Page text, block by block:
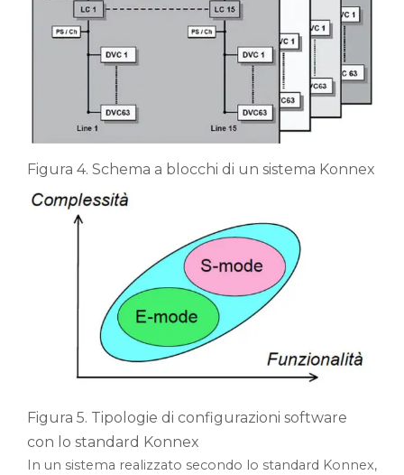
Figura 4. Schema a blocchi di un sistema Konnex
Figura 5. Tipologie di configurazioni software
con lo standard Konnex
In un sistema realizzato secondo lo standard Konnex,